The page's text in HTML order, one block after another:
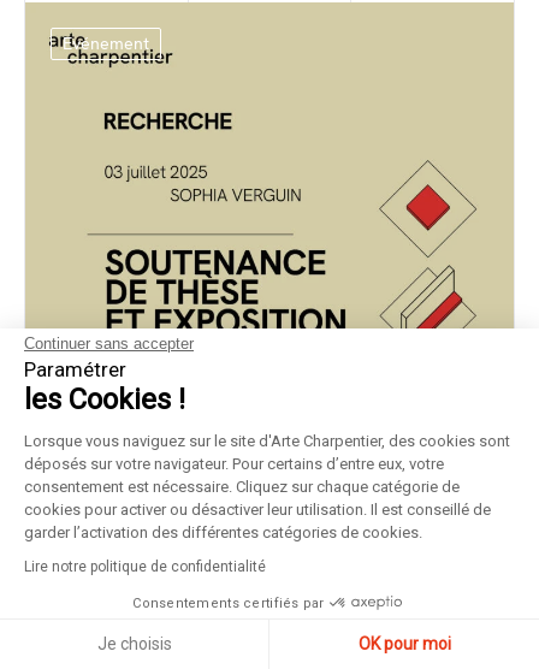
Evénement
Continuer sans accepter
Paramétrer
les Cookies !
Lorsque vous naviguez sur le site d'Arte Charpentier, des cookies sont
déposés sur votre navigateur. Pour certains d’entre eux, votre
consentement est nécessaire. Cliquez sur chaque catégorie de
cookies pour activer ou désactiver leur utilisation. Il est conseillé de
garder l’activation des différentes catégories de cookies.
Lire notre politique de confidentialité
Consentements certifiés par
Je choisis OK pour moi